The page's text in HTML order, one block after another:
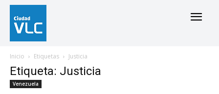
Inicio Etiquetas Justicia
Etiqueta: Justicia
Venezuela